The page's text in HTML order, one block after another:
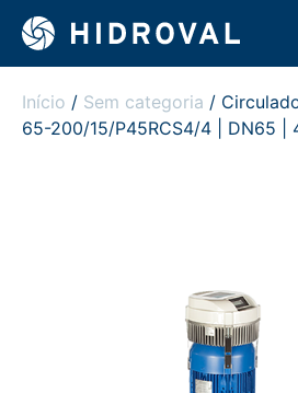
Início / Sem categoria /
65-200/15/P45RCS4/4 | DN65 |